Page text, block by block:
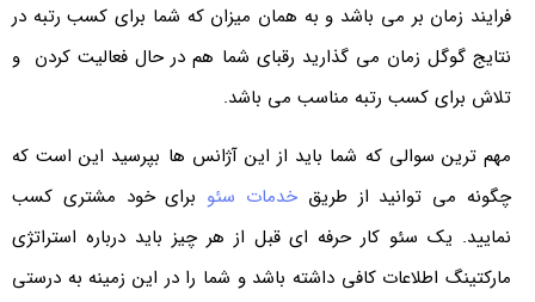
فرایند زمان بر می باشد و به همان میزان که شما برای کسب رتبه در
نتایج گوگل زمان می گذارید رقبای شما هم در حال فعالیت کردن و
تلاش برای کسب رتبه مناسب می باشد.
مهم ترین سوالی که شما باید از این آژانس ها بپرسید این است که
چگونه می توانید از طریق خدمات سئوبرای خود مشتری کسب
نمایید. یک سئو کار حرفه ای قبل از هر چیز باید درباره استراتژی
مارکتینگ اطلاعات کافی داشته باشد و شما را در این زمینه به درستی